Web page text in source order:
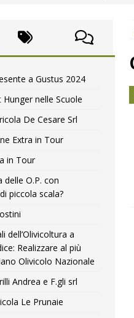
Agosto 2024 ]
Frantoio Agricola
Agosto 2024 ] Presentazione Extra in
Agosto 2024 ] Premio Extra in Tour
Aprile 2018 ] Olitaly lancia la
a Gustus 2024
Hunger nelle Scuole
De Cesare Srl
Extra in Tour
in Tour
delle O.P. con
piccola scala?
dell’Olivicoltura a
Realizzare al più
Olivicolo Nazionale
Andrea e F.gli srl
Le Prunaie